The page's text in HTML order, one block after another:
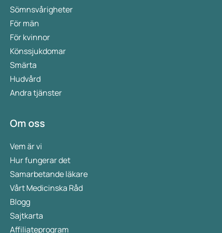
Sömnsvårigheter
För män
För kvinnor
Könssjukdomar
Smärta
Hudvård
Andra tjänster
Om oss
Vem är vi
Hur fungerar det
Samarbetande läkare
Vårt Medicinska Råd
Blogg
Sajtkarta
Affiliateprogram